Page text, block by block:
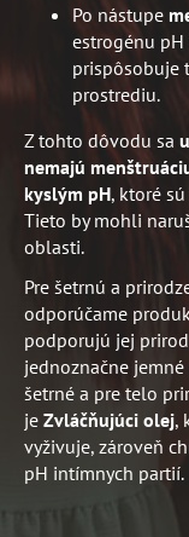
Po nástupe
estrogénu pH
prispôsobuje
prostrediu.
Z tohto dôvodu sa
nemajú
kyslým pH, ktoré
Tieto by mohli
oblasti.
Pre šetrnú a
odporúčame
podporujú jej
jednoznačne
šetrné a pre telo
je Zvláčňujúci olej,
vyživuje, zároveň
pH intímnych partií.